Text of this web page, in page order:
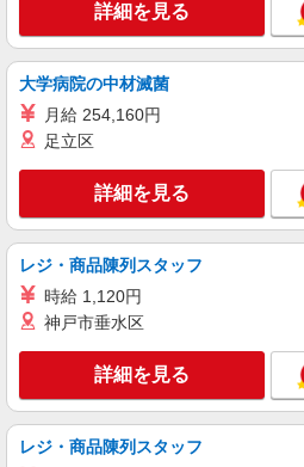
詳細を見る
大学病院の中材滅菌
月給 254,160円
足立区
詳細を見る
レジ・商品陳列スタッフ
時給 1,120円
神戸市垂水区
詳細を見る
レジ・商品陳列スタッフ